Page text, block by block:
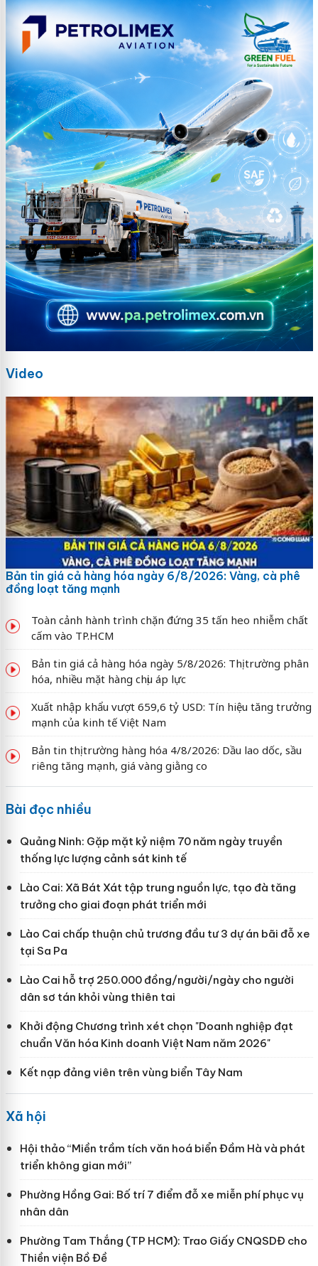
Video
Bản tin giá cả hàng hóa ngày 6/8/2026: Vàng, cà phê
đồng loạt tăng mạnh
Toàn cảnh hành trình chặn đứng 35 tấn heo nhiễm chất
cấm vào TP.HCM
Bản tin giá cả hàng hóa ngày 5/8/2026: Thị trường phân
hóa, nhiều mặt hàng chịu áp lực
Xuất nhập khẩu vượt 659,6 tỷ USD: Tín hiệu tăng trưởng
mạnh của kinh tế Việt Nam
Bản tin thị trường hàng hóa 4/8/2026: Dầu lao dốc, sầu
riêng tăng mạnh, giá vàng giằng co
Bài đọc nhiều
Quảng Ninh: Gặp mặt kỷ niệm 70 năm ngày truyền
thống lực lượng cảnh sát kinh tế
Lào Cai: Xã Bát Xát tập trung nguồn lực, tạo đà tăng
trưởng cho giai đoạn phát triển mới
Lào Cai chấp thuận chủ trương đầu tư 3 dự án bãi đỗ xe
tại Sa Pa
Lào Cai hỗ trợ 250.000 đồng/người/ngày cho người
dân sơ tán khỏi vùng thiên tai
Khởi động Chương trình xét chọn "Doanh nghiệp đạt
chuẩn Văn hóa Kinh doanh Việt Nam năm 2026"
Kết nạp đảng viên trên vùng biển Tây Nam
Xã hội
Hội thảo “Miền trầm tích văn hoá biển Đầm Hà và phát
triển không gian mới”
Phường Hồng Gai: Bố trí 7 điểm đỗ xe miễn phí phục vụ
nhân dân
Phường Tam Thắng (TP HCM): Trao Giấy CNQSDĐ cho
Thiền viện Bồ Đề